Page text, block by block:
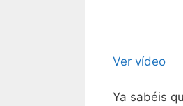
Ver vídeo
Ya sabéis